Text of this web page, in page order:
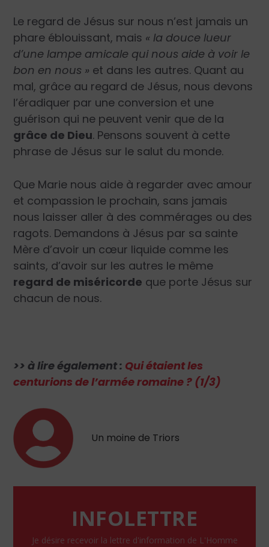
Le regard de Jésus sur nous n’est jamais un
phare éblouissant, mais « la douce lueur
d’une lampe amicale qui nous aide à voir le
bon en nous » et dans les autres. Quant au
mal, grâce au regard de Jésus, nous devons
l’éradiquer par une conversion et une
guérison qui ne peuvent venir que de la
grâce de Dieu. Pensons souvent à cette
phrase de Jésus sur le salut du monde.
Que Marie nous aide à regarder avec amour
et compassion le prochain, sans jamais
nous laisser aller à des commérages ou des
ragots. Demandons à Jésus par sa sainte
Mère d’avoir un cœur liquide comme les
saints, d’avoir sur les autres le même
regard de miséricorde que porte Jésus sur
chacun de nous.
>> à lire également : Qui étaient les
centurions de l’armée romaine ? (1/3)
Un moine de Triors
INFOLETTRE
Je désire recevoir la lettre d'information de L'Homme